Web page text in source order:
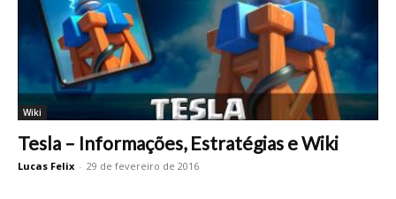
Wiki
Tesla – Informações, Estratégias e Wiki
Lucas Felix - 29 de fevereiro de 2016